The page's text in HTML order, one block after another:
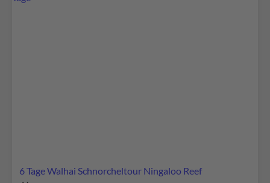
6 Tage Walhai Schnorcheltour Ningaloo Reef